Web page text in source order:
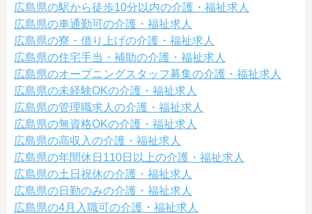
広島県の駅から徒歩10分以内の介護・福祉求人
広島県の車通勤可の介護・福祉求人
広島県の寮・借り上げの介護・福祉求人
広島県の住宅手当・補助の介護・福祉求人
広島県のオープニングスタッフ募集の介護・福祉求人
広島県の未経験OKの介護・福祉求人
広島県の管理職求人の介護・福祉求人
広島県の無資格OKの介護・福祉求人
広島県の高収入の介護・福祉求人
広島県の年間休日110日以上の介護・福祉求人
広島県の土日祝休の介護・福祉求人
広島県の日勤のみの介護・福祉求人
広島県の4月入職可の介護・福祉求人